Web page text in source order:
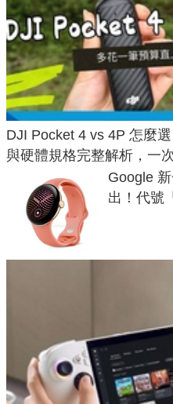
DJI Pocket 4 vs 4P 怎麼
與硬體規格完整解析，一
Google
出！代號